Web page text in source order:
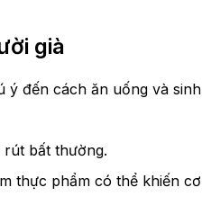
già
ý đến cách ăn uống và sinh
bất thường.
thực phẩm có thể khiến cơ